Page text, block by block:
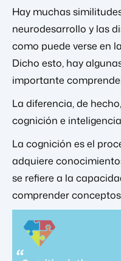
Hay muchas
neurodesarrollo y las
como puede verse en
Dicho esto, hay
importante
La diferencia, de
cognición e
La cognición es el
adquiere
se refiere a la
comprender